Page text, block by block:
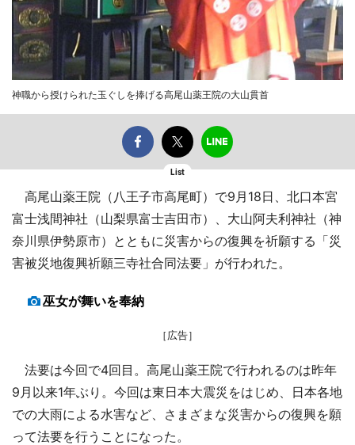
神職から授けられた玉ぐしを捧げる高尾山薬王院の大山貫首
List
高尾山薬王院（八王子市高尾町）で9月18日、北口本宮
富士浅間神社（山梨県富士吉田市）、大山阿夫利神社（神
奈川県伊勢原市）とともに災害からの復興を祈願する「災
害被災地復興祈願三寺社合同法要」が行われた。
巫女が舞いを奉納
［広告］
法要は今回で4回目。高尾山薬王院で行われるのは昨年
9月以来1年ぶり。今回は東日本大震災をはじめ、日本各地
での大雨による水害など、さまざまな災害からの復興を願
って法要を行うことになった。